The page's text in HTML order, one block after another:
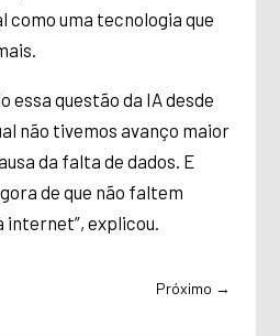
uma tecnologia que
essa questão da IA desde
não tivemos avanço maior
da falta de dados. E
de que não faltem
internet”, explicou.
Próximo →